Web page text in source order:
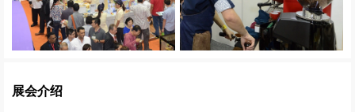
展会介绍